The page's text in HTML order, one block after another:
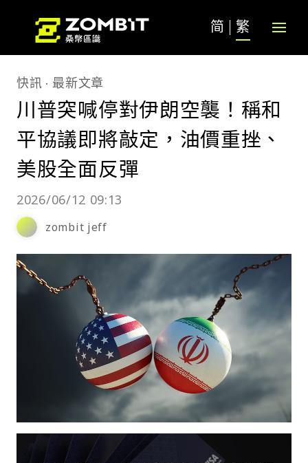
简 繁
快訊 最新文章
川普突喊停對伊朗空襲！稱和
平協議即將敲定，油價重挫、
美股全面反彈
2026/06/12 09:13
zombit jeff